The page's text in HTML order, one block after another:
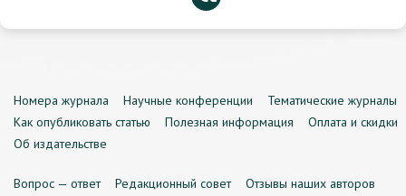
Номера журнала Научные конференции
Тематические журналы
Как опубликовать статью
Полезная информация
Оплата и скидки
Об издательстве
Вопрос — ответ Редакционный совет
Отзывы наших авторов